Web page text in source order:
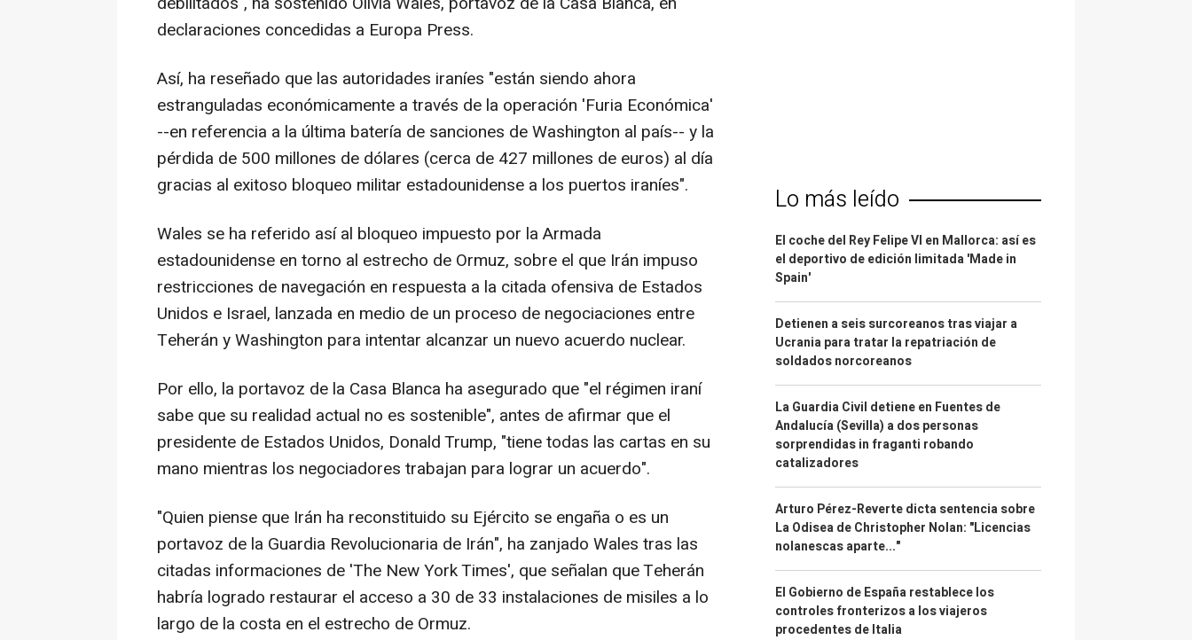
declaraciones concedidas a Europa Press.
Así, ha reseñado que las autoridades iraníes "están siendo ahora
estranguladas económicamente a través de la operación 'Furia Económica'
--en referencia a la última batería de sanciones de Washington al país-- y la
pérdida de 500 millones de dólares (cerca de 427 millones de euros) al día
gracias al exitoso bloqueo militar estadounidense a los puertos iraníes".
Wales se ha referido así al bloqueo impuesto por la Armada
estadounidense en torno al estrecho de Ormuz, sobre el que Irán impuso
restricciones de navegación en respuesta a la citada ofensiva de Estados
Unidos e Israel, lanzada en medio de un proceso de negociaciones entre
Teherán y Washington para intentar alcanzar un nuevo acuerdo nuclear.
Por ello, la portavoz de la Casa Blanca ha asegurado que "el régimen iraní
sabe que su realidad actual no es sostenible", antes de afirmar que el
presidente de Estados Unidos, Donald Trump, "tiene todas las cartas en su
mano mientras los negociadores trabajan para lograr un acuerdo".
"Quien piense que Irán ha reconstituido su Ejército se engaña o es un
portavoz de la Guardia Revolucionaria de Irán", ha zanjado Wales tras las
citadas informaciones de 'The New York Times', que señalan que Teherán
habría logrado restaurar el acceso a 30 de 33 instalaciones de misiles a lo
largo de la costa en el estrecho de Ormuz.
Lo más leído
El coche del Rey Felipe VI en Mallorca: así es
el deportivo de edición limitada 'Made in
Spain'
Detienen a seis surcoreanos tras viajar a
Ucrania para tratar la repatriación de
soldados norcoreanos
La Guardia Civil detiene en Fuentes de
Andalucía (Sevilla) a dos personas
sorprendidas in fraganti robando
catalizadores
Arturo Pérez-Reverte dicta sentencia sobre
La Odisea de Christopher Nolan: "Licencias
nolanescas aparte..."
El Gobierno de España restablece los
controles fronterizos a los viajeros
procedentes de Italia